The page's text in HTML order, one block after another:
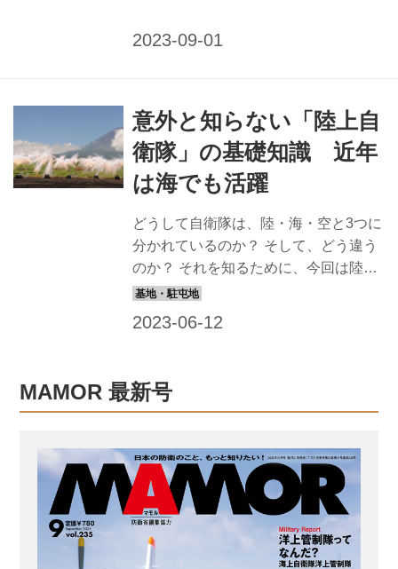
る 普通科連隊の任務は陸上戦闘によっ
て目的地を確保すること。第一線へと
前進する際は、まず野戦特科が後方か
ら155mmりゅう弾砲FH70などの火力
高機動車、軽装甲機動車などで移動す
るときには、機甲科の戦車などが協同
で作戦に当たる。 また敵と対峙する場
合、離れた距離からは普通科の重迫撃
砲...
意外と知らない「陸上自
衛隊」の基礎知識 近年
は海でも活躍
どうして自衛隊は、陸・海・空と3つに
分かれているのか？ そして、どう違う
のか？ それを知るために、今回は陸上
自衛隊の成り立ちや特徴、任務などを
巻き込まれる心配も現実味を帯びてき
た今、国と国民を守る各自衛隊への理
上自衛隊：いかなる任務でもきちんと
役割を果たす用意周到さが誇り ＜陸自
DATA＞（数字は2022年3月現在） 人員
（うち女性）：約14万人（約1万1000
人） 駐屯地・分屯地の数：約160 舞台
となったエンタメ作品：映画『戦国自
MAMOR 最新号